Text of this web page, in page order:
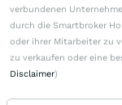
verbundenen
durch die Smartbroker
oder ihrer Mitarbeiter zu
zu verkaufen oder eine
Disclaimer)